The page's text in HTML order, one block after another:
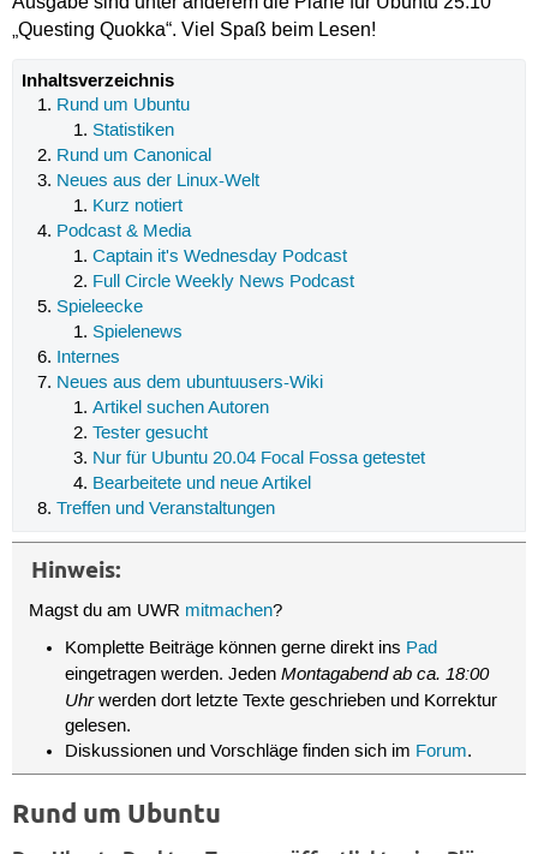
„Questing Quokka“. Viel Spaß beim Lesen!
Inhaltsverzeichnis
Rund um Ubuntu
Statistiken
Rund um Canonical
Neues aus der Linux-Welt
Kurz notiert
Podcast & Media
Captain it's Wednesday Podcast
Full Circle Weekly News Podcast
Spieleecke
Spielenews
Internes
Neues aus dem ubuntuusers-Wiki
Artikel suchen Autoren
Tester gesucht
Nur für Ubuntu 20.04 Focal Fossa getestet
Bearbeitete und neue Artikel
Treffen und Veranstaltungen
Hinweis:
Magst du am UWR mitmachen?
Komplette Beiträge können gerne direkt ins Pad
eingetragen werden. Jeden Montagabend ab ca. 18:00
Uhrwerden dort letzte Texte geschrieben und Korrektur
gelesen.
Diskussionen und Vorschläge finden sich im Forum.
Rund um Ubuntu